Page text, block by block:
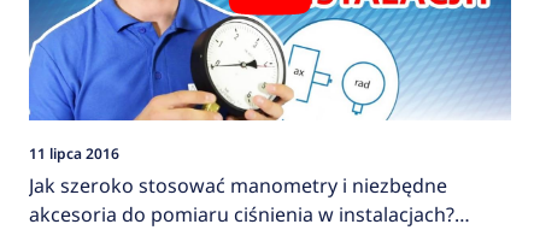
11 lipca 2016
Jak szeroko stosować manometry i niezbędne
akcesoria do pomiaru ciśnienia w instalacjach?